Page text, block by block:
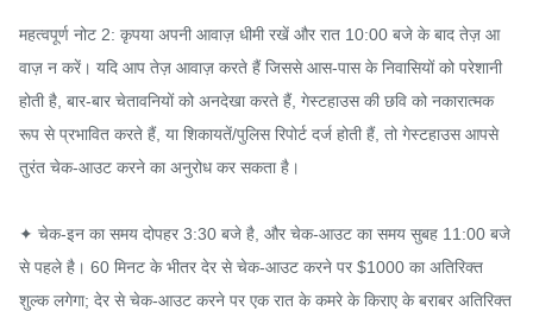
महत्वपूर्ण नोट 2: कृपया अपनी आवाज़ धीमी रखें और रात 10:00 बजे के बाद तेज़ आ
वाज़ न करें। यदि आप तेज़ आवाज़ करते हैं जिससे आस-पास के निवासियों को परेशानी
होती है, बार-बार चेतावनियों को अनदेखा करते हैं, गेस्टहाउस की छवि को नकारात्मक
रूप से प्रभावित करते हैं, या शिकायतें/पुलिस रिपोर्ट दर्ज होती हैं, तो गेस्टहाउस आपसे
तुरंत चेक-आउट करने का अनुरोध कर सकता है।
✦ चेक-इन का समय दोपहर 3:30 बजे है, और चेक-आउट का समय सुबह 11:00 बजे
से पहले है। 60 मिनट के भीतर देर से चेक-आउट करने पर $1000 का अतिरिक्त
शुल्क लगेगा; देर से चेक-आउट करने पर एक रात के कमरे के किराए के बराबर अतिरिक्त